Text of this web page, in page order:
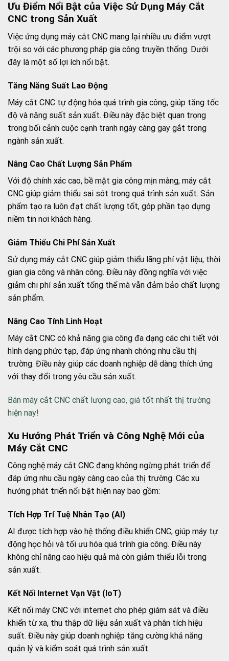
Ưu Điểm Nổi Bật của Việc Sử Dụng Máy Cắt
CNC trong Sản Xuất
Việc ứng dụng máy cắt CNC mang lại nhiều ưu điểm vượt
trội so với các phương pháp gia công truyền thống. Dưới
đây là một số lợi ích nổi bật.
Tăng Năng Suất Lao Động
Máy cắt CNC tự động hóa quá trình gia công, giúp tăng tốc
độ và năng suất sản xuất. Điều này đặc biệt quan trọng
trong bối cảnh cuộc cạnh tranh ngày càng gay gắt trong
ngành sản xuất.
Nâng Cao Chất Lượng Sản Phẩm
Với độ chính xác cao, bề mặt gia công mịn màng, máy cắt
CNC giúp giảm thiểu sai sót trong quá trình sản xuất. Sản
phẩm tạo ra luôn đạt chất lượng tốt, góp phần tạo dựng
niềm tin nơi khách hàng.
Giảm Thiểu Chi Phí Sản Xuất
Sử dụng máy cắt CNC giúp giảm thiểu lãng phí vật liệu, thời
gian gia công và nhân công. Điều này đồng nghĩa với việc
giảm chi phí sản xuất tổng thể mà vẫn đảm bảo chất lượng
sản phẩm.
Nâng Cao Tính Linh Hoạt
Máy cắt CNC có khả năng gia công đa dạng các chi tiết với
hình dạng phức tạp, đáp ứng nhanh chóng nhu cầu thị
trường. Điều này giúp các doanh nghiệp dễ dàng thích ứng
với thay đổi trong yêu cầu sản xuất.
Bán máy cắt CNC chất lượng cao, giá tốt nhất thị trường
hiện nay!
Xu Hướng Phát Triển và Công Nghệ Mới của
Máy Cắt CNC
Công nghệ máy cắt CNC đang không ngừng phát triển để
đáp ứng nhu cầu ngày càng cao của thị trường. Các xu
hướng phát triển nổi bật hiện nay bao gồm:
Tích Hợp Trí Tuệ Nhân Tạo (AI)
AI được tích hợp vào hệ thống điều khiển CNC, giúp máy tự
động học hỏi và tối ưu hóa quá trình gia công. Điều này
không chỉ nâng cao hiệu quả mà còn giảm thiểu lỗi trong
sản xuất.
Kết Nối Internet Vạn Vật (IoT)
Kết nối máy CNC với internet cho phép giám sát và điều
khiển từ xa, thu thập dữ liệu sản xuất và phân tích hiệu
suất. Điều này giúp doanh nghiệp tăng cường khả năng
quản lý và kiểm soát quá trình sản xuất.